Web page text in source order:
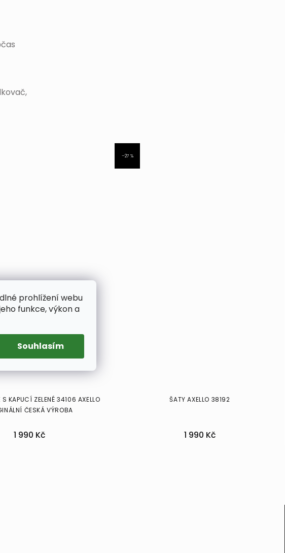
prohlížení webu
funkce, výkon a
Souhlasím
S KAPUCÍ ZELENÉ 34106 AXELLO
ČESKÁ VÝROBA
1 990 Kč
–27 %
ŠATY AXELLO 38192
1 990 Kč